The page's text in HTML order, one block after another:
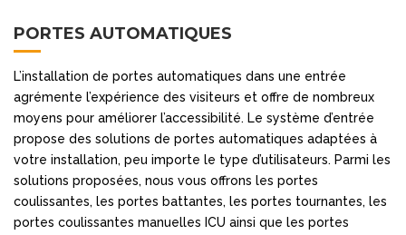
PORTES AUTOMATIQUES
L’installation de portes automatiques dans une entrée
agrémente l’expérience des visiteurs et offre de nombreux
moyens pour améliorer l’accessibilité. Le système d’entrée
propose des solutions de portes automatiques adaptées à
votre installation, peu importe le type d’utilisateurs. Parmi les
solutions proposées, nous vous offrons les portes
coulissantes, les portes battantes, les portes tournantes, les
portes coulissantes manuelles ICU ainsi que les portes